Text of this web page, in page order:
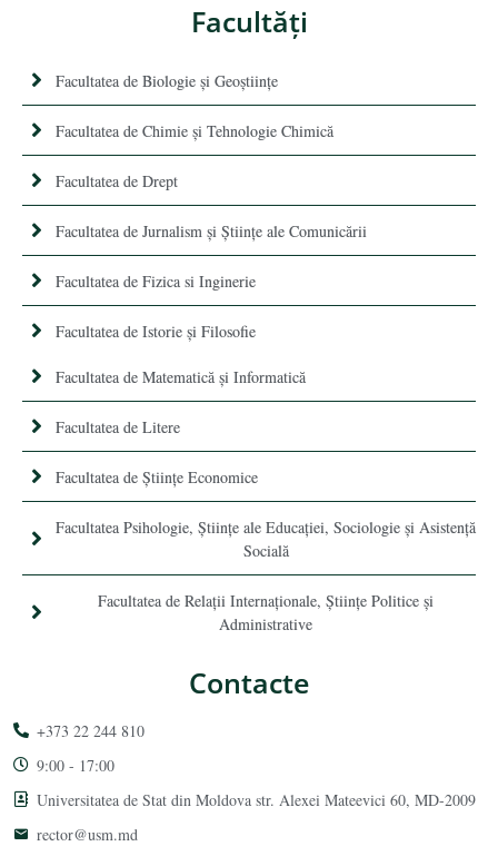
Facultăţi
Facultatea de Biologie și Geoștiințe
Facultatea de Chimie şi Tehnologie Chimică
Facultatea de Drept
Facultatea de Jurnalism şi Ştiinţe ale Comunicării
Facultatea de Fizica si Inginerie
Facultatea de Istorie şi Filosofie
Facultatea de Matematică şi Informatică
Facultatea de Litere
Facultatea de Științe Economice
Facultatea Psihologie, Ştiinţe ale Educaţiei, Sociologie și Asistență
Socială
Facultatea de Relaţii Internaţionale, Ştiinţe Politice şi
Administrative
Contacte
+373 22 244 810
9:00 - 17:00
Universitatea de Stat din Moldova str. Alexei Mateevici 60, MD-2009
rector@usm.md